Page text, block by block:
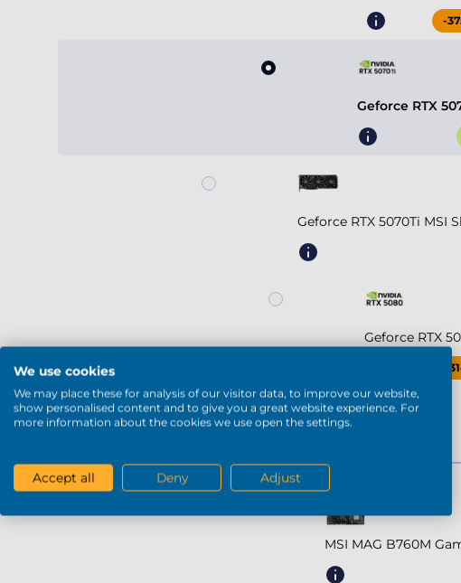
-
Geforce RTX
Geforce RTX 5070Ti MSI
Geforce RTX
Mostra di più
MSI MAG B760M
We use cookies
We may place these for analysis of our visitor data, to improve our website,
show personalised content and to give you a great website experience. For
more information about the cookies we use open the settings.
Accept all Deny Adjust